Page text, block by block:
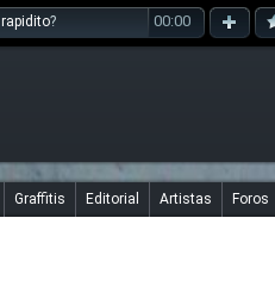
? 00:00
Graffitis Editorial Artistas Foros